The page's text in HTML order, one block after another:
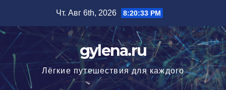
содержимому
Чт. Авг 6th, 2026 8:20:34 PM
gylena.ru
Лёгкие путешествия для каждого